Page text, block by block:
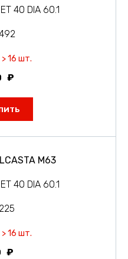
40 DIA 60.1
16 шт.
M63
40 DIA 60.1
16 шт.